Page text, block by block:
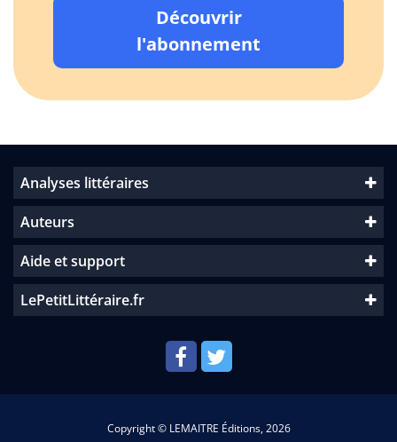
Découvrir
l'abonnement
Analyses littéraires
Auteurs
Aide et support
LePetitLittéraire.fr
Copyright © LEMAITRE Éditions, 2026